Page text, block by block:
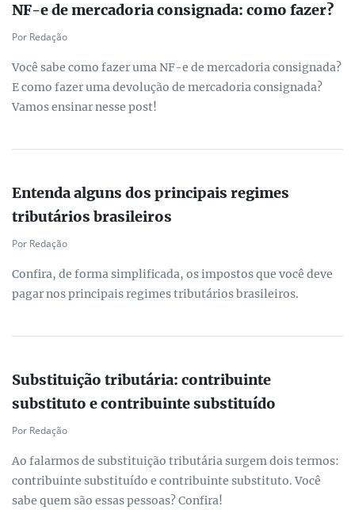
NF-e de mercadoria consignada: como fazer?
Por Redação
Você sabe como fazer uma NF-e de mercadoria consignada?
E como fazer uma devolução de mercadoria consignada?
Vamos ensinar nesse post!
Entenda alguns dos principais regimes
tributários brasileiros
Por Redação
Confira, de forma simplificada, os impostos que você deve
pagar nos principais regimes tributários brasileiros.
Substituição tributária: contribuinte
substituto e contribuinte substituído
Por Redação
Ao falarmos de substituição tributária surgem dois termos:
contribuinte substituído e contribuinte substituto. Você
sabe quem são essas pessoas? Confira!